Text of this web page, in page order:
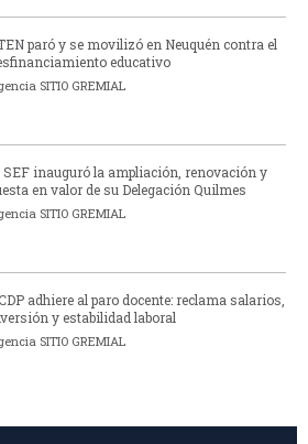
paró y se movilizó en Neuquén contra el
educativo
SITIO GREMIAL
SEF inauguró la ampliación, renovación y
en valor de su Delegación Quilmes
SITIO GREMIAL
adhiere al paro docente: reclama salarios,
y estabilidad laboral
SITIO GREMIAL